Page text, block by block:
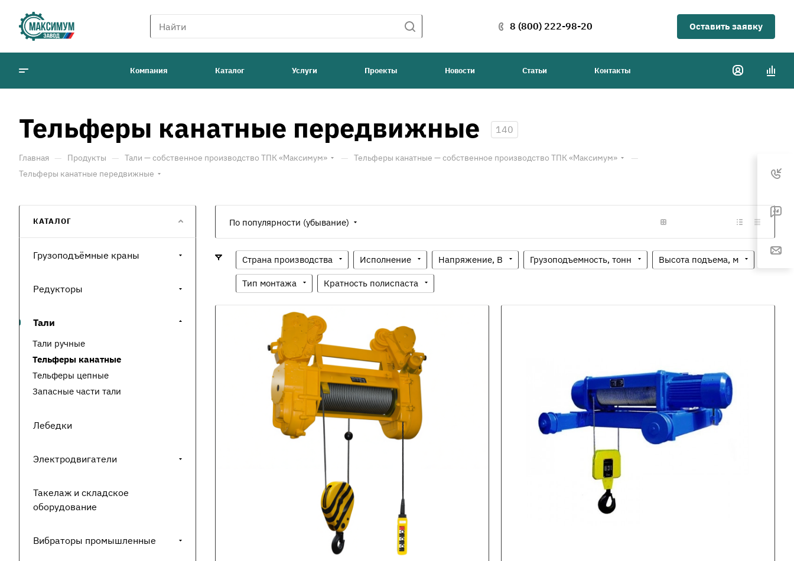
8 (800) 222-98-20 Оставить заявку
Компания Каталог Услуги Проекты Новости Статьи Контакты
Тельферы канатные передвижные 140
Главная — Продукты — Тали — собственное производство ТПК «Максимум» — Тельферы канатные — собственное производство ТПК «Максимум» —
Тельферы канатные передвижные
По популярности (убывание)
Страна производства Исполнение Напряжение, В Грузоподъемность, тонн Высота подъема, м
Тип монтажа Кратность полиспаста
КАТАЛОГ
Грузоподъёмные краны
Редукторы
Тали
Тали ручные
Тельферы канатные
Тельферы цепные
Запасные части тали
Лебедки
Электродвигатели
Такелаж и складское
оборудование
Вибраторы промышленные